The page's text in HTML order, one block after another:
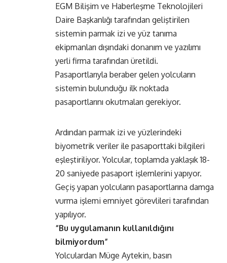
EGM Bilişim ve Haberleşme Teknolojileri
Daire Başkanlığı tarafından geliştirilen
sistemin parmak izi ve yüz tanıma
ekipmanları dışındaki donanım ve yazılımı
yerli firma tarafından üretildi.
Pasaportlarıyla beraber gelen yolcuların
sistemin bulunduğu ilk noktada
pasaportlarını okutmaları gerekiyor.
Ardından parmak izi ve yüzlerindeki
biyometrik veriler ile pasaporttaki bilgileri
eşleştiriliyor. Yolcular, toplamda yaklaşık 18-
20 saniyede pasaport işlemlerini yapıyor.
Geçiş yapan yolcuların pasaportlarına damga
vurma işlemi emniyet görevlileri tarafından
yapılıyor.
“Bu uygulamanın kullanıldığını
bilmiyordum”
Yolculardan Müge Aytekin, basın